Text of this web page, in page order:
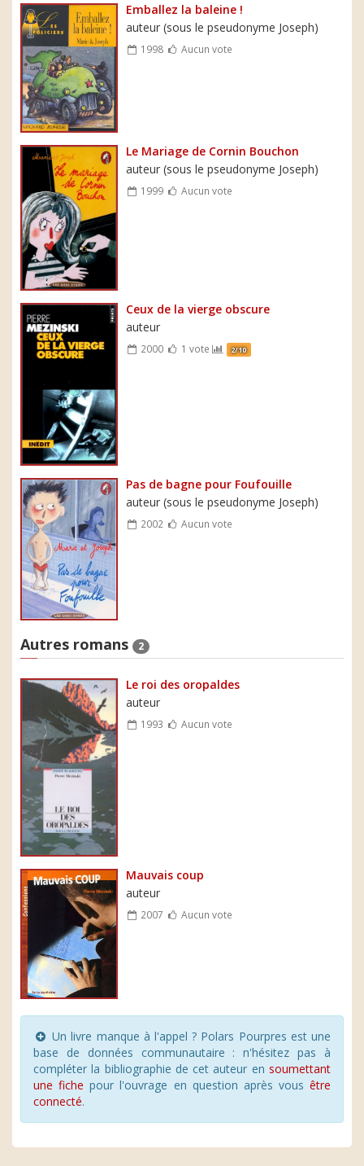
Emballez la baleine !
auteur (sous le pseudonyme Joseph)
1998 Aucun vote
Le Mariage de Cornin Bouchon
auteur (sous le pseudonyme Joseph)
1999 Aucun vote
Ceux de la vierge obscure
auteur
2000 1 vote 2/10
Pas de bagne pour Foufouille
auteur (sous le pseudonyme Joseph)
2002 Aucun vote
Autres romans 2
Le roi des oropaldes
auteur
1993 Aucun vote
Mauvais coup
auteur
2007 Aucun vote
Un livre manque à l'appel ? Polars Pourpres est une
base de données communautaire : n'hésitez pas à
compléter la bibliographie de cet auteur en soumettant
une fiche pour l'ouvrage en question après vous être
connecté.